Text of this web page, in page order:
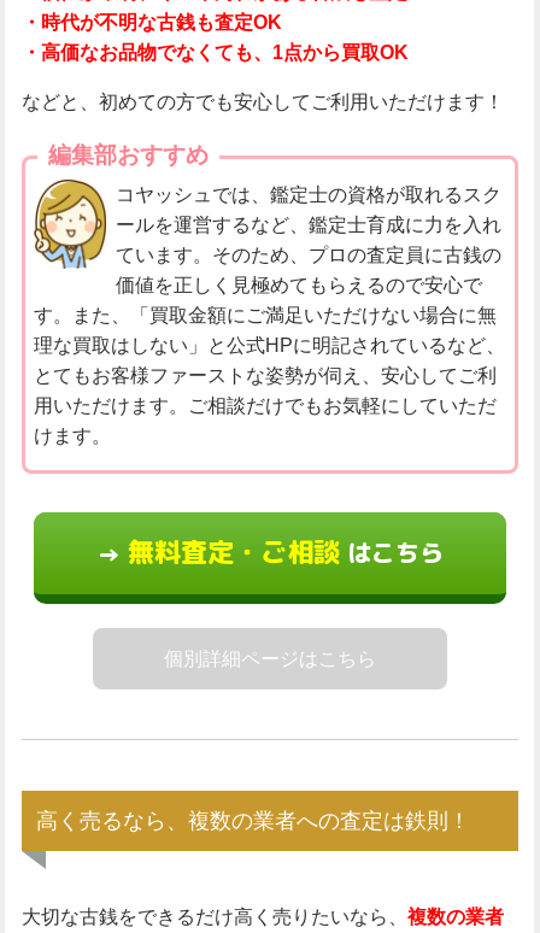
・時代が不明な古銭も査定OK
・高価なお品物でなくても、1点から買取OK
などと、初めての方でも安心してご利用いただけます！
編集部おすすめ
コヤッシュでは、鑑定士の資格が取れるスク
ールを運営するなど、鑑定士育成に力を入れ
ています。そのため、プロの査定員に古銭の
価値を正しく見極めてもらえるので安心で
す。また、「買取金額にご満足いただけない場合に無
理な買取はしない」と公式HPに明記されているなど、
とてもお客様ファーストな姿勢が伺え、安心してご利
用いただけます。ご相談だけでもお気軽にしていただ
けます。
→ 無料査定・ご相談はこちら
個別詳細ページはこちら
高く売るなら、複数の業者への査定は鉄則！
大切な古銭をできるだけ高く売りたいなら、 複数の業者